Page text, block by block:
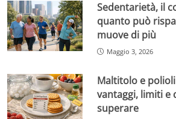
Sedentarietà, il
quanto può
muove di più
Maggio 3, 2026
Maltitolo e
vantaggi, limiti e
superare